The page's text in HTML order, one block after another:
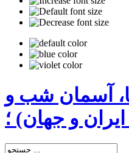
آسمان شب و
و جهان) ؛